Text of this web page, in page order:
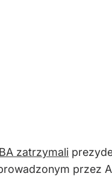
zatrzymali
przez